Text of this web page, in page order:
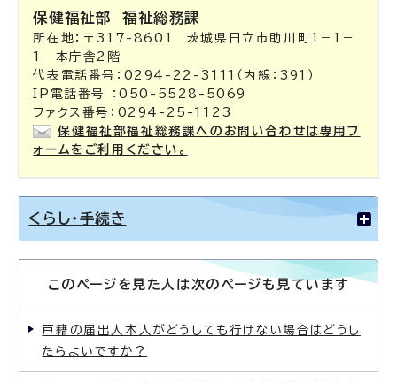
保健福祉部福祉総務課
所在地：〒317-8601 茨城県日立市助川町1－1－
1 本庁舎2階
代表電話番号：0294-22-3111（内線：391）
IP電話番号 ：050-5528-5069
ファクス番号：0294-25-1123
保健福祉部福祉総務課へのお問い合わせは専用フ
ォームをご利用ください。
くらし・手続き
このページを見た人は次のページも見ています
戸籍の届出人本人がどうしても行けない場合はどうし
たらよいですか？